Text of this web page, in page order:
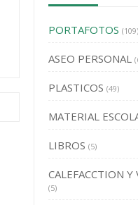
PORTAFOTOS (109)
ASEO PERSONAL
PLASTICOS (49)
MATERIAL
LIBROS (5)
CALEFACCTION
(5)